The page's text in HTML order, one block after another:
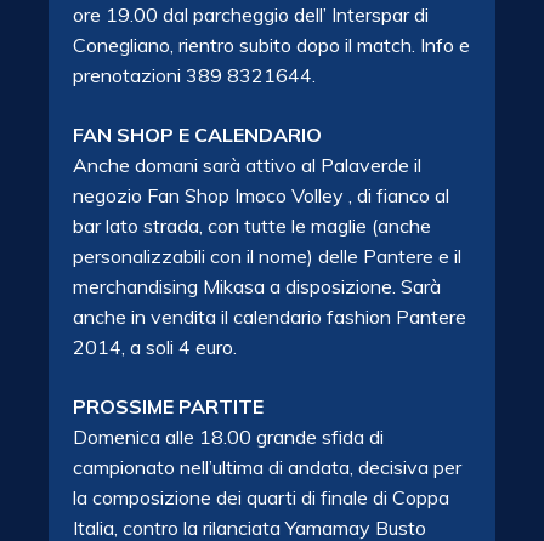
ore 19.00 dal parcheggio dell’ Interspar di
Conegliano, rientro subito dopo il match. Info e
prenotazioni 389 8321644.
FAN SHOP E CALENDARIO
Anche domani sarà attivo al Palaverde il
negozio Fan Shop Imoco Volley , di fianco al
bar lato strada, con tutte le maglie (anche
personalizzabili con il nome) delle Pantere e il
merchandising Mikasa a disposizione. Sarà
anche in vendita il calendario fashion Pantere
2014, a soli 4 euro.
PROSSIME PARTITE
Domenica alle 18.00 grande sfida di
campionato nell’ultima di andata, decisiva per
la composizione dei quarti di finale di Coppa
Italia, contro la rilanciata Yamamay Busto